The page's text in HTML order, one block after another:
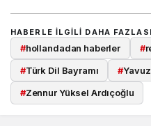
HABERLE ILGILI DAHA FAZLASI
#hollandadan haberler #
#Türk Dil Bayramı #
#Zennur Yüksel Ardıçoğlu